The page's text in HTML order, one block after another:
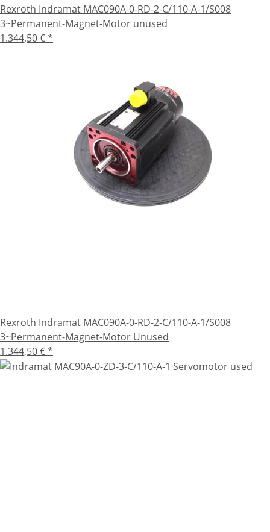
Rexroth Indramat MAC090A-0-RD-2-C/110-A-1/S008
3~Permanent-Magnet-Motor unused
1.344,50 €*
Rexroth Indramat MAC090A-0-RD-2-C/110-A-1/S008
3~Permanent-Magnet-Motor Unused
1.344,50 €*